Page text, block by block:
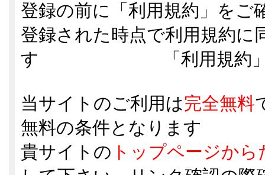
登録の前に「 利用規約 」をご
登録された時点で利用規約に
す 「 利用規約
当サイトのご利用は完全無料
無料の条件となります
貴サイトの トップページか